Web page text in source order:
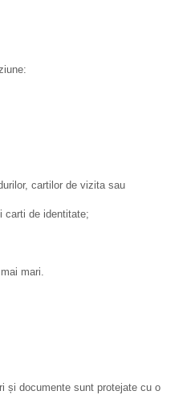
cartilor de vizita sau
carti de identitate;
mari.
și documente sunt protejate cu o